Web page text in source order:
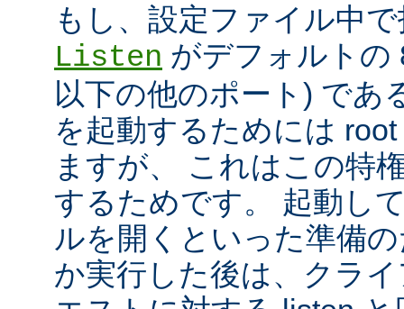
もし、設定ファイル中
Listen がデフォルトの
以下の他のポート) であ
を起動するためには
ますが、 これはこの特
するためです。 起動し
ルを開くといった準備
か実行した後は、クラ